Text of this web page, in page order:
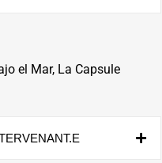
el Mar, La Capsule